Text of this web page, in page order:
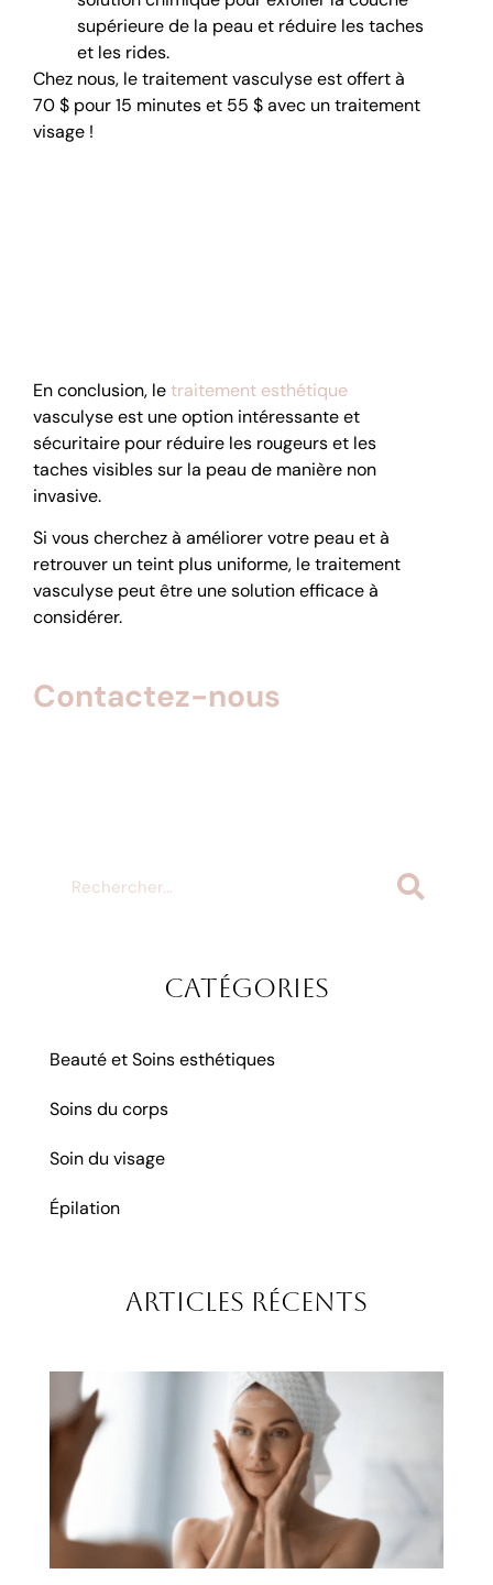
supérieure de la peau et réduire les taches
et les rides.
Chez nous, le traitement vasculyse est offert à
70 $ pour 15 minutes et 55 $ avec un traitement
visage !
En conclusion, letraitement esthétique
vasculyse est une option intéressante et
sécuritaire pour réduire les rougeurs et les
taches visibles sur la peau de manière non
invasive.
Si vous cherchez à améliorer votre peau et à
retrouver un teint plus uniforme, le traitement
vasculyse peut être une solution efficace à
considérer.
Contactez-nous
Catégories
Beauté et Soins esthétiques
Soins du corps
Soin du visage
Épilation
Articles récents